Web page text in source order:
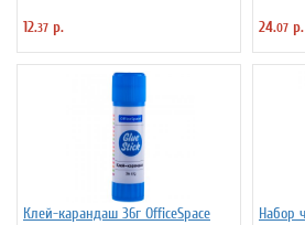
12.37 р.
24.07 р.
Клей-карандаш 36г OfficeSpace
Набор